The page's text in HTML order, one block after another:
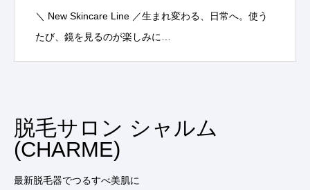
＼ New Skincare Line ／生まれ変わる、日常へ。使う
たび、鏡を見るのが楽しみに…
脱毛サロン シャルム
(CHARME)
最新脱毛器でつるすべ美肌に